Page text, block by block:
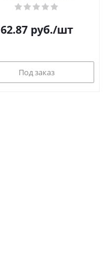
62.87руб./шт
Под заказ